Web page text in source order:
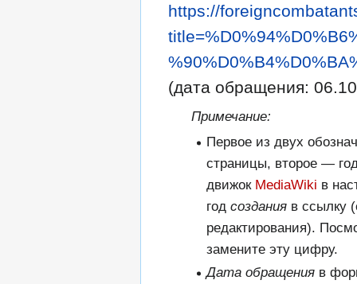
https://
(дата обращения:
Примечание:
Первое из двух
страницы, второе —
движок MediaWiki в
год созданияв ссылку
редактирования).
замените эту цифру.
Дата обращенияв